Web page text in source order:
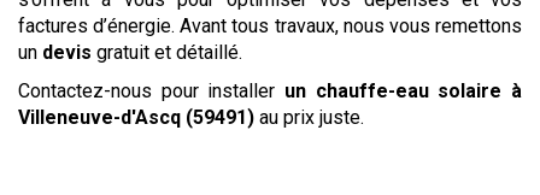
factures d’énergie. Avant tous travaux, nous vous remettons
un devis gratuit et détaillé.
Contactez-nous pour installer un chauffe-eau solaire à
Villeneuve-d'Ascq (59491) au prix juste.